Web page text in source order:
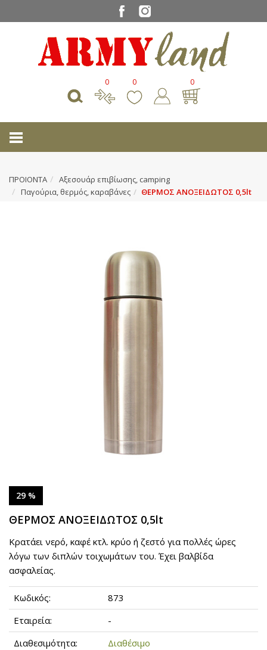
0 0 0
ΠΡΟΙΟΝΤΑ
Αξεσουάρ επιβίωσης, camping
Παγούρια, θερμός, καραβάνες
ΘΕΡΜΟΣ ΑΝΟΞΕΙΔΩΤΟΣ 0,5lt
29 %
ΘΕΡΜΟΣ ΑΝΟΞΕΙΔΩΤΟΣ 0,5lt
Κρατάει νερό, καφέ κτλ. κρύο ή ζεστό για πολλές ώρες
λόγω των διπλών τοιχωμάτων του. Έχει βαλβίδα
ασφαλείας.
Κωδικός:
873
Εταιρεία:
-
Διαθεσιμότητα:
Διαθέσιμο